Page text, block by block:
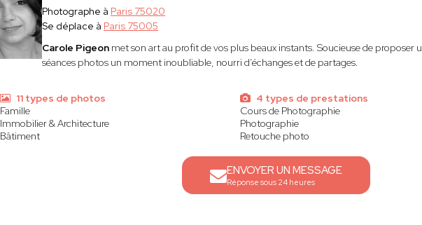
Photographe à Paris 75020
Se déplace à Paris 75005
Carole Pigeon met son art au profit de vos plus beaux instants. Soucieuse de proposer
séances photos un moment inoubliable, nourri d’échanges et de partages.
11 types de photos
Famille
Immobilier & Architecture
Bâtiment
4 types de prestations
Cours de Photographie
Photographie
Retouche photo
ENVOYER UN MESSAGE
Réponse sous 24 heures